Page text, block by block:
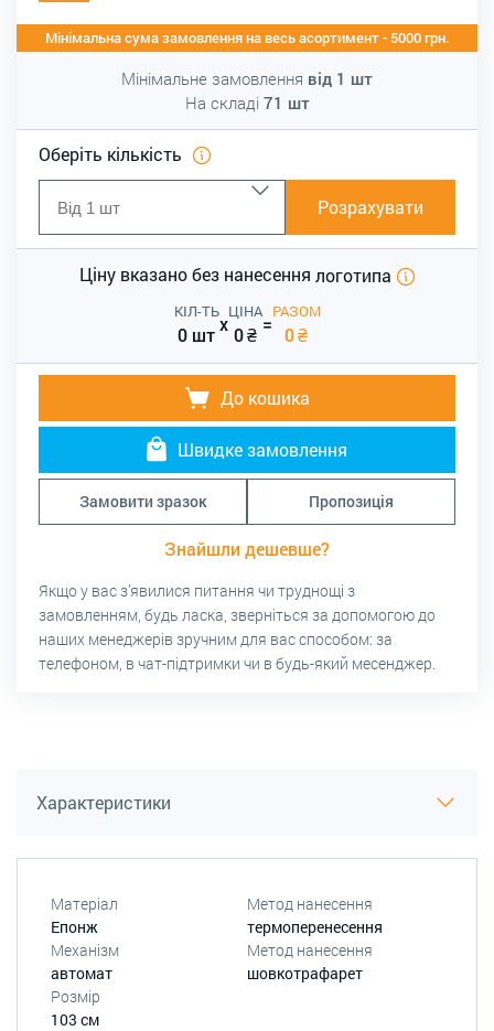
Мінімальна сума замовлення на весь асортимент - 5000 грн.
Мінімальне замовлення від 1 шт
На складі 71 шт
Оберіть кількість
Розрахувати
Ціну вказано без нанесення логотипа
КІЛ-ТЬ
0 штx
ЦІНА
0₴ =
РАЗОМ
0₴
До кошика
Швидке замовлення
Замовити зразок Пропозиція
Знайшли дешевше?
Якщо у вас з’явилися питання чи труднощі з
замовленням, будь ласка, зверніться за допомогою до
наших менеджерів зручним для вас способом: за
телефоном, в чат-підтримки чи в будь-який месенджер.
Характеристики
Матеріал
Епонж
Метод нанесення
термоперенесення
Механізм
автомат
Метод нанесення
шовкотрафарет
Розмір
103 см